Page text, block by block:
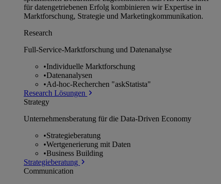
für datengetriebenen Erfolg kombinieren wir Expertise in
Marktforschung, Strategie und Marketingkommunikation.
Research
Full-Service-Marktforschung und Datenanalyse
•Individuelle Marktforschung
•Datenanalysen
•Ad-hoc-Recherchen "askStatista"
Research Lösungen
Strategy
Unternehmens­beratung für die Data-Driven Economy
•Strategieberatung
•Wertgenerierung mit Daten
•Business Building
Strategieberatung
Communication